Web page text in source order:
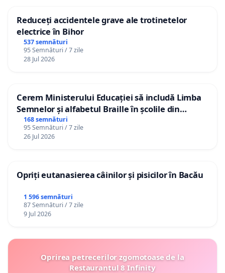
Reduceți accidentele grave ale trotinetelor
electrice în Bihor
537 semnături
95 Semnături / 7 zile
28 Jul 2026
Cerem Ministerului Educației să includă Limba
Semnelor și alfabetul Braille în școlile din
Republica Moldova!
168 semnături
95 Semnături / 7 zile
26 Jul 2026
Opriți eutanasierea câinilor și pisicilor în Bacău
1 596 semnături
87 Semnături / 7 zile
9 Jul 2026
Oprirea petrecerilor zgomotoase de la
Restaurantul 8 Infinity